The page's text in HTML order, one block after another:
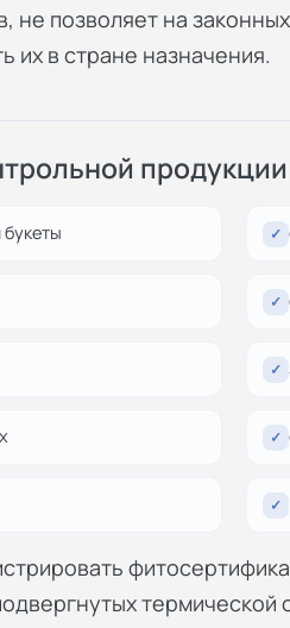
не позволяет на
их в стране назначения.
продукции
✓
✓
✓
✓
✓